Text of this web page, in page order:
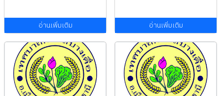
อ่านเพิ่มเติม อ่านเพิ่มเติม